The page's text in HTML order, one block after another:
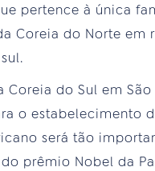
pertence à única
Coreia do Norte em
Coreia do Sul em
o estabelecimento
será tão
prêmio Nobel da